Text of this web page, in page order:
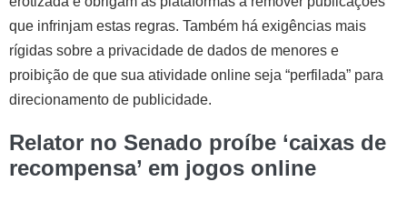
que infrinjam estas regras. Também há exigências mais
rígidas sobre a privacidade de dados de menores e
proibição de que sua atividade online seja “perfilada” para
direcionamento de publicidade.
Relator no Senado proíbe ‘caixas de
recompensa’ em jogos online